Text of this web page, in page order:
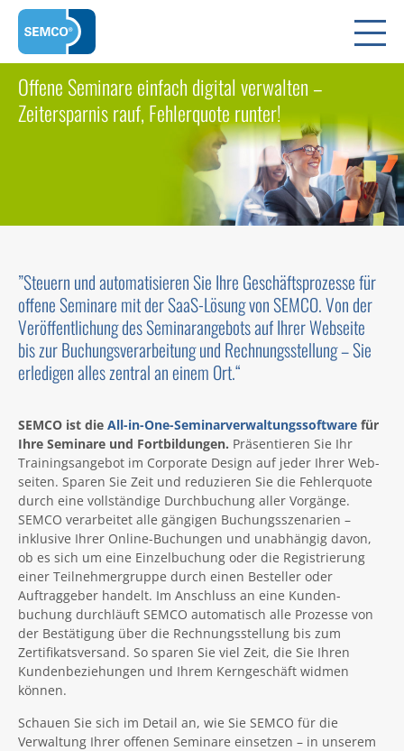
Offene Seminare einfach digital verwalten –
Zeitersparnis rauf, Fehlerquote runter!
”Steuern und automatisieren Sie Ihre Geschäftsprozesse für
offene Seminare mit der SaaS-Lösung von SEMCO. Von der
Veröffentlichung des Seminarangebots auf Ihrer Webseite
bis zur Buchungsverarbeitung und Rechnungsstellung – Sie
erledigen alles zentral an einem Ort.“
SEMCO ist dieAll-in-One-Seminarverwaltungssoftware für
Ihre Seminare und Fort­bildungen. Präsentieren Sie Ihr
Trainings­angebot im Corporate Design auf jeder Ihrer Web­
seiten. Sparen Sie Zeit und reduzieren Sie die Fehlerquote
durch eine voll­ständige Durch­buchung aller Vorgänge.
SEMCO verarbeitet alle gängigen Buchungs­szenarien –
inklusive Ihrer Online-Buchungen und unabhängig davon,
ob es sich um eine Einzel­buchung oder die Registrierung
einer Teil­nehmer­gruppe durch einen Besteller oder
Auftrag­geber handelt. Im Anschluss an eine Kunden­
buchung durchläuft SEMCO auto­matisch alle Prozesse von
der Bestätigung über die Rechnungs­stellung bis zum
Zertifikats­versand. So sparen Sie viel Zeit, die Sie Ihren
Kunden­beziehungen und Ihrem Kern­geschäft widmen
können.
Schauen Sie sich im Detail an, wie Sie SEMCO für die
Verwaltung Ihrer offenen Seminare einsetzen – in unserem